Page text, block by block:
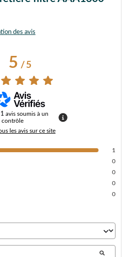
des avis
5/ 5
1 avis soumis à un
contrôle
les avis sur ce site
1
0
0
0
0